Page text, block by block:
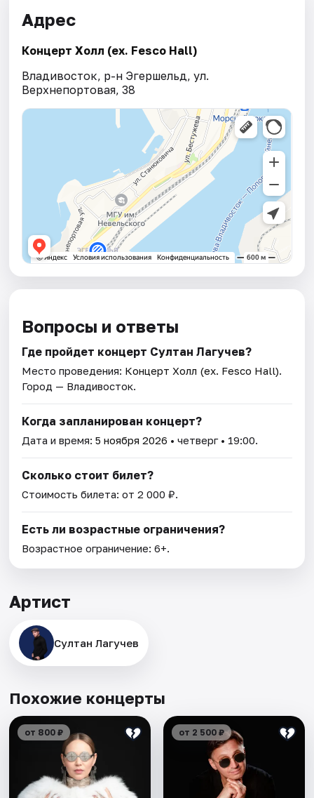
Адрес
Концерт Холл (ex. Fesco Hall)
Владивосток, р-н Эгершельд, ул.
Верхнепортовая, 38
Вопросы и ответы
Где пройдет концерт Султан Лагучев?
Место проведения: Концерт Холл (ex. Fesco Hall).
Город — Владивосток.
Когда запланирован концерт?
Дата и время:5 ноября 2026 • четверг • 19:00.
Сколько стоит билет?
Стоимость билета: от 2 000 ₽.
Есть ли возрастные ограничения?
Возрастное ограничение: 6+.
Артист
Султан Лагучев
Похожие концерты
от 800 ₽ от 2 500 ₽